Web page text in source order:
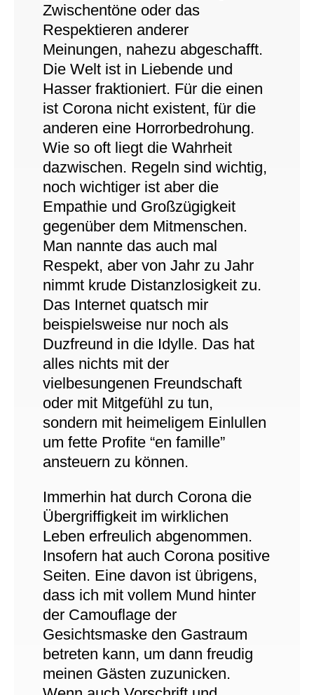
Zwischentöne oder das
Respektieren anderer
Meinungen, nahezu abgeschafft.
Die Welt ist in Liebende und
Hasser fraktioniert. Für die einen
ist Corona nicht existent, für die
anderen eine Horrorbedrohung.
Wie so oft liegt die Wahrheit
dazwischen. Regeln sind wichtig,
noch wichtiger ist aber die
Empathie und Großzügigkeit
gegenüber dem Mitmenschen.
Man nannte das auch mal
Respekt, aber von Jahr zu Jahr
nimmt krude Distanzlosigkeit zu.
Das Internet quatsch mir
beispielsweise nur noch als
Duzfreund in die Idylle. Das hat
alles nichts mit der
vielbesungenen Freundschaft
oder mit Mitgefühl zu tun,
sondern mit heimeligem Einlullen
um fette Profite “en famille”
ansteuern zu können.
Immerhin hat durch Corona die
Übergriffigkeit im wirklichen
Leben erfreulich abgenommen.
Insofern hat auch Corona positive
Seiten. Eine davon ist übrigens,
dass ich mit vollem Mund hinter
der Camouflage der
Gesichtsmaske den Gastraum
betreten kann, um dann freudig
meinen Gästen zuzunicken.